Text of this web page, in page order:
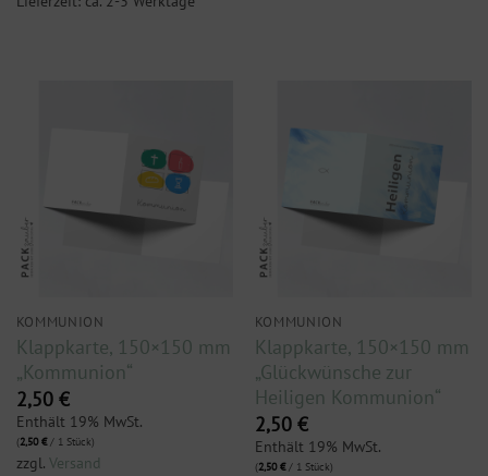
KOMMUNION
Klappkarte, 150×150 mm
„Kommunion“
2,50 €
Enthält 19% MwSt.
(2,50€/ 1 Stück)
zzgl. Versand
KOMMUNION
Klappkarte, 150×150 mm
„Glückwünsche zur
Heiligen Kommunion“
2,50 €
Enthält 19% MwSt.
(2,50€/ 1 Stück)